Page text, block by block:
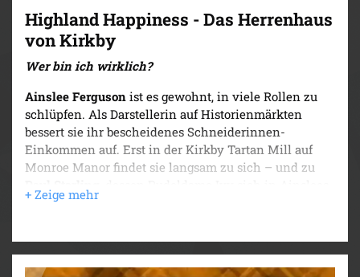
Highland Happiness - Das Herrenhaus
von Kirkby
Wer bin ich wirklich?
Ainslee Ferguson ist es gewohnt, in viele Rollen zu
schlüpfen. Als Darstellerin auf Historienmärkten
bessert sie ihr bescheidenes Schneiderinnen-
Einkommen auf. Erst in der Kirkby Tartan Mill auf
Monroe Manor findet sie langsam zu sich – und zu
Rüden Jules verknallt.
seine Halbgeschwister kennenzulernen. Doch dann
soll der smarte Historiker Gerüchten um die